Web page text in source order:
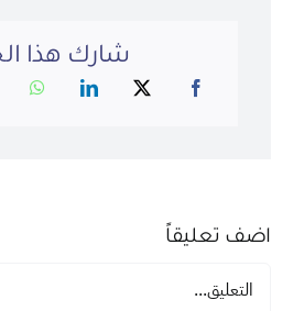
شارك هذا
اضف تعليقاً